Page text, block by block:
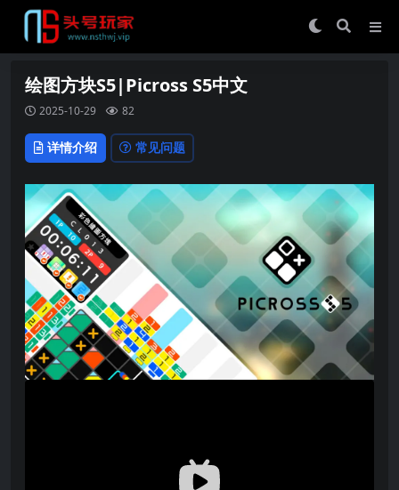
绘图方块S5|Picross S5中文
2025-10-29 82
详情介绍 常见问题